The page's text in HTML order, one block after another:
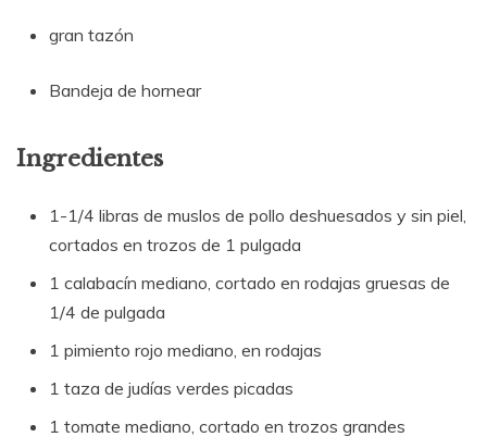
gran tazón
Bandeja de hornear
Ingredientes
1-1/4 libras de muslos de pollo deshuesados ​​y sin piel,
cortados en trozos de 1 pulgada
1 calabacín mediano, cortado en rodajas gruesas de
1/4 de pulgada
1 pimiento rojo mediano, en rodajas
1 taza de judías verdes picadas
1 tomate mediano, cortado en trozos grandes